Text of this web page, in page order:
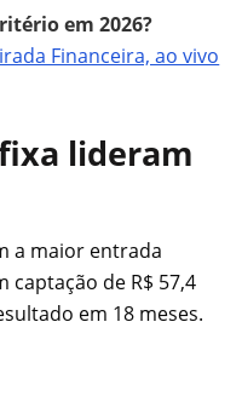
em 2026?
Financeira, ao vivo
lideram
a maior entrada
captação de R$ 57,4
em 18 meses.